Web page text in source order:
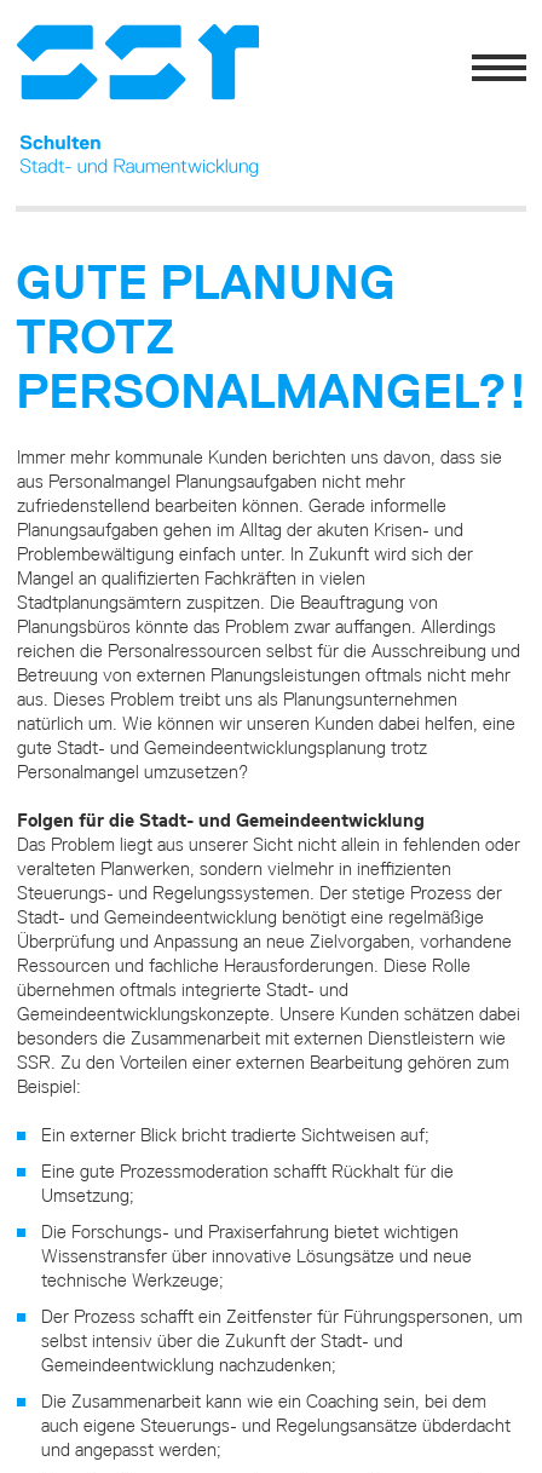
GUTE PLANUNG
TROTZ
PERSONALMANGEL?!
Immer mehr kommunale Kunden berichten uns davon, dass sie
aus Personalmangel Planungsaufgaben nicht mehr
zufriedenstellend bearbeiten können. Gerade informelle
Planungsaufgaben gehen im Alltag der akuten Krisen- und
Problembewältigung einfach unter. In Zukunft wird sich der
Mangel an qualifizierten Fachkräften in vielen
Stadtplanungsämtern zuspitzen. Die Beauftragung von
Planungsbüros könnte das Problem zwar auffangen. Allerdings
reichen die Personalressourcen selbst für die Ausschreibung und
Betreuung von externen Planungsleistungen oftmals nicht mehr
aus. Dieses Problem treibt uns als Planungsunternehmen
natürlich um. Wie können wir unseren Kunden dabei helfen, eine
gute Stadt- und Gemeindeentwicklungsplanung trotz
Personalmangel umzusetzen?
Folgen für die Stadt- und Gemeindeentwicklung
Das Problem liegt aus unserer Sicht nicht allein in fehlenden oder
veralteten Planwerken, sondern vielmehr in ineffizienten
Steuerungs- und Regelungssystemen. Der stetige Prozess der
Stadt- und Gemeindeentwicklung benötigt eine regelmäßige
Überprüfung und Anpassung an neue Zielvorgaben, vorhandene
Ressourcen und fachliche Herausforderungen. Diese Rolle
übernehmen oftmals integrierte Stadt- und
Gemeindeentwicklungskonzepte. Unsere Kunden schätzen dabei
besonders die Zusammenarbeit mit externen Dienstleistern wie
SSR. Zu den Vorteilen einer externen Bearbeitung gehören zum
Beispiel:
Ein externer Blick bricht tradierte Sichtweisen auf;
Eine gute Prozessmoderation schafft Rückhalt für die
Umsetzung;
Die Forschungs- und Praxiserfahrung bietet wichtigen
Wissenstransfer über innovative Lösungsätze und neue
technische Werkzeuge;
Der Prozess schafft ein Zeitfenster für Führungspersonen, um
selbst intensiv über die Zukunft der Stadt- und
Gemeindeentwicklung nachzudenken;
Die Zusammenarbeit kann wie ein Coaching sein, bei dem
auch eigene Steuerungs- und Regelungsansätze übderdacht
und angepasst werden;